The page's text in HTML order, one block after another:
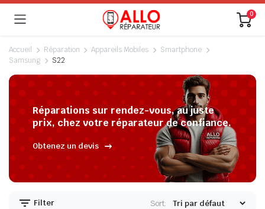
0
Accueil Réparation Appareils Mobiles
Smartphone
Samsung
S22
Réparations sur rendez-vous, au juste
prix, chez votre réparateur de confiance.
Obtenez un devis
Filter Sort: